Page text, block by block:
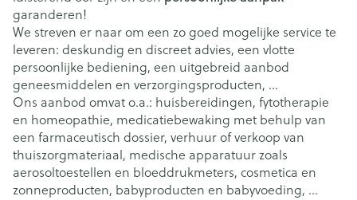
garanderen!
We streven er naar om een zo goed mogelijke service te
leveren: deskundig en discreet advies, een vlotte
persoonlijke bediening, een uitgebreid aanbod
geneesmiddelen en verzorgingsproducten, …
Ons aanbod omvat o.a.: huisbereidingen, fytotherapie
en homeopathie, medicatiebewaking met behulp van
een farmaceutisch dossier, verhuur of verkoop van
thuiszorgmateriaal, medische apparatuur zoals
aerosoltoestellen en bloeddrukmeters, cosmetica en
zonneproducten, babyproducten en babyvoeding, …